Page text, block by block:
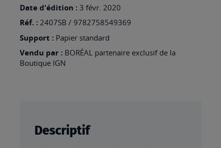
Date d'édition : 3 févr. 2020
Réf. : 2407SB / 9782758549369
Support : Papier standard
Vendu par : BORÉAL partenaire exclusif de la
Boutique IGN
Descriptif